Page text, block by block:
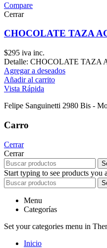
Compare
Cerrar
CHOCOLATE TAZA
$295 iva inc.
Detalle: CHOCOLATE TAZA
Agregar a deseados
Añadir al carrito
Vista Rápida
Felipe Sanguinetti 2980 Bis -
Carro
Cerrar
Cerrar
Start typing to see products you
Menu
Categorías
Set your categories menu in
Inicio